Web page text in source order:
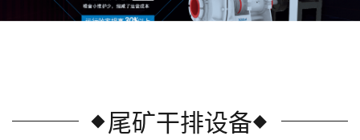
尾矿干排设备